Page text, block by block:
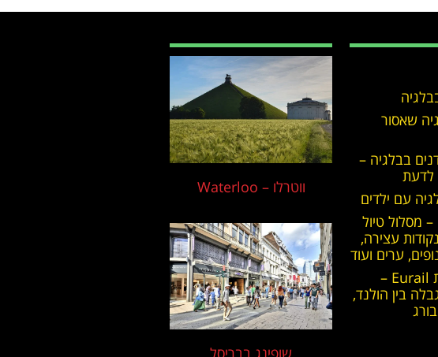
שאסור
בבלגיה –
לדעת
עם ילדים
מסלול טיול
עצירה,
ערים ועוד
כרטיס הרכבות Eurail –
בין הולנד,
ווטרלו – Waterloo